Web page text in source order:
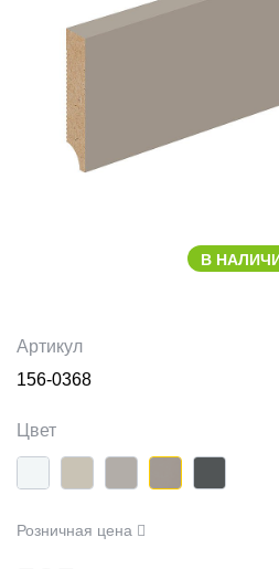
В
Артикул
156-0368
Цвет
Розничная цена